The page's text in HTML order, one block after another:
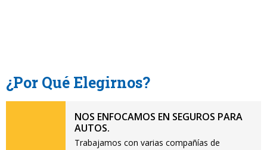
¿Por Qué Elegirnos?
NOS ENFOCAMOS EN SEGUROS PARA
AUTOS.
Trabajamos con varias compañías de